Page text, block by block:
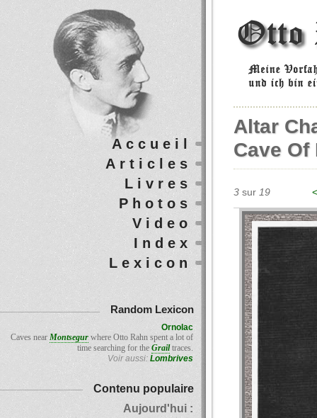
Altar
Cave Of
3 sur 19
Accueil
Articles
Livres
Photos
Video
Index
Lexicon
Random Lexicon
Ornolac
Caves near Montsegurwhere Otto Rahn spent a lot of
time searching for the Grailtraces.
Voir aussi: Lombrives
Contenu populaire
Aujourd'hui :